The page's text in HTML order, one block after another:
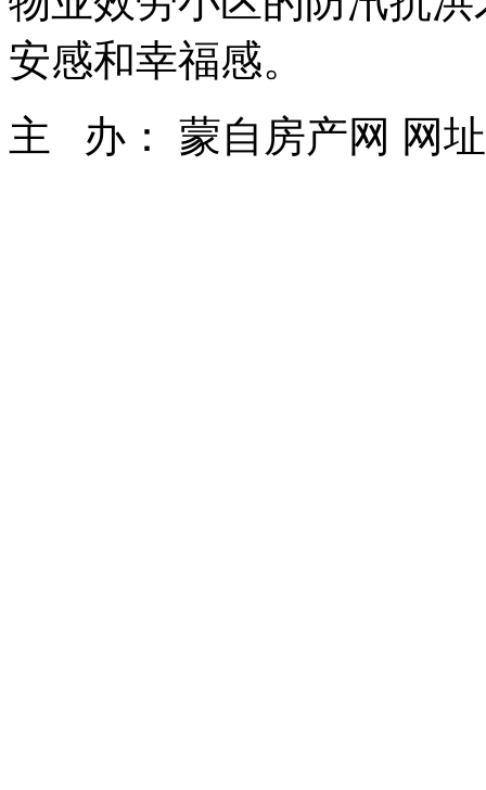
安感和幸福感。
主 办： 蒙自房产网 网